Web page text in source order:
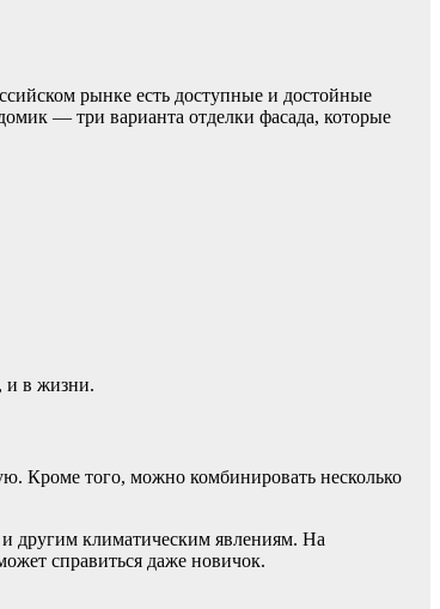
рынке есть доступные и достойные
— три варианта отделки фасада, которые
и в жизни.
Кроме того, можно комбинировать несколько
другим климатическим явлениям. На
справиться даже новичок.